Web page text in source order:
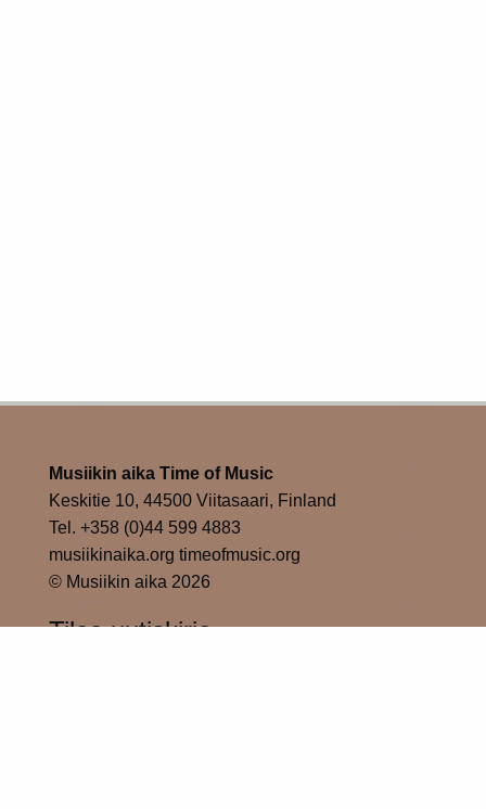
Musiikin aika Time of Music
Keskitie 10, 44500 Viitasaari, Finland
Tel. +358 (0)44 599 4883
musiikinaika.org timeofmusic.org
© Musiikin aika 2026
Tilaa uutiskirje